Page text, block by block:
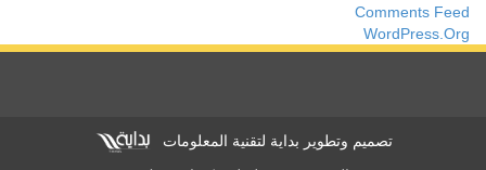
Comments Feed
WordPress.org
تصميم وتطوير بداية لتقنية المعلومات